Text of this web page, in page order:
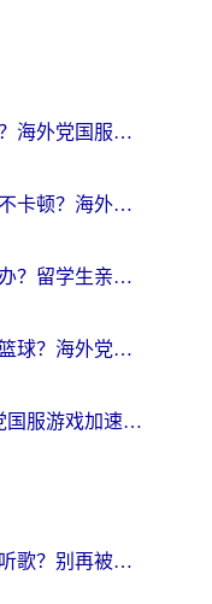
欧洲如何玩植物大战僵尸？海外党国服游戏加速避坑指南（附实测对比）
澳大利亚怎么玩节奏大师不卡顿？海外党国服游戏加速终极指南
国外打鸿图之下太卡怎么办？留学生亲测有效的国服游戏加速方案
日本用什么加速器玩街头篮球？海外党国服游戏不卡顿的终极攻略
外国人打刀塔2吗？海外党国服游戏加速避坑全攻略
中国人在国外用什么软件听歌？别再被地域限制卡脖子，这篇教你轻松解锁国内音乐库